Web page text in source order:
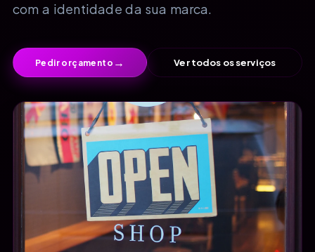
com a identidade da sua marca.
Pedir orçamento → Ver todos os serviços